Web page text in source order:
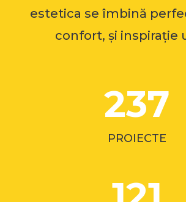
estetica se îmbină
confort, și inspirație
237
PROIECTE